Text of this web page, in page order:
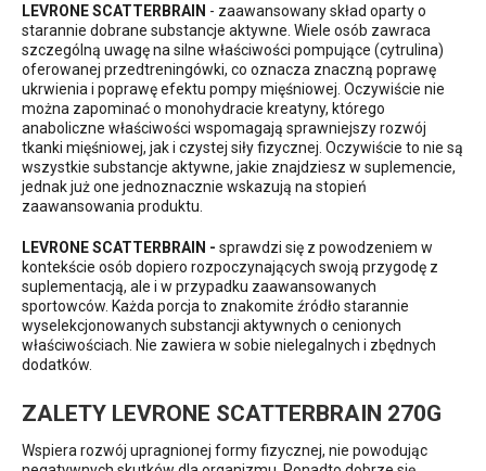
LEVRONE SCATTERBRAIN - zaawansowany skład oparty o
starannie dobrane substancje aktywne. Wiele osób zawraca
szczególną uwagę na silne właściwości pompujące (cytrulina)
oferowanej przedtreningówki, co oznacza znaczną poprawę
ukrwienia i poprawę efektu pompy mięśniowej. Oczywiście nie
można zapominać o monohydracie kreatyny, którego
anaboliczne właściwości wspomagają sprawniejszy rozwój
tkanki mięśniowej, jak i czystej siły fizycznej. Oczywiście to nie są
wszystkie substancje aktywne, jakie znajdziesz w suplemencie,
jednak już one jednoznacznie wskazują na stopień
zaawansowania produktu.
LEVRONE SCATTERBRAIN - sprawdzi się z powodzeniem w
kontekście osób dopiero rozpoczynających swoją przygodę z
suplementacją, ale i w przypadku zaawansowanych
sportowców. Każda porcja to znakomite źródło starannie
wyselekcjonowanych substancji aktywnych o cenionych
właściwościach. Nie zawiera w sobie nielegalnych i zbędnych
dodatków.
ZALETY LEVRONE SCATTERBRAIN 270G
Wspiera rozwój upragnionej formy fizycznej, nie powodując